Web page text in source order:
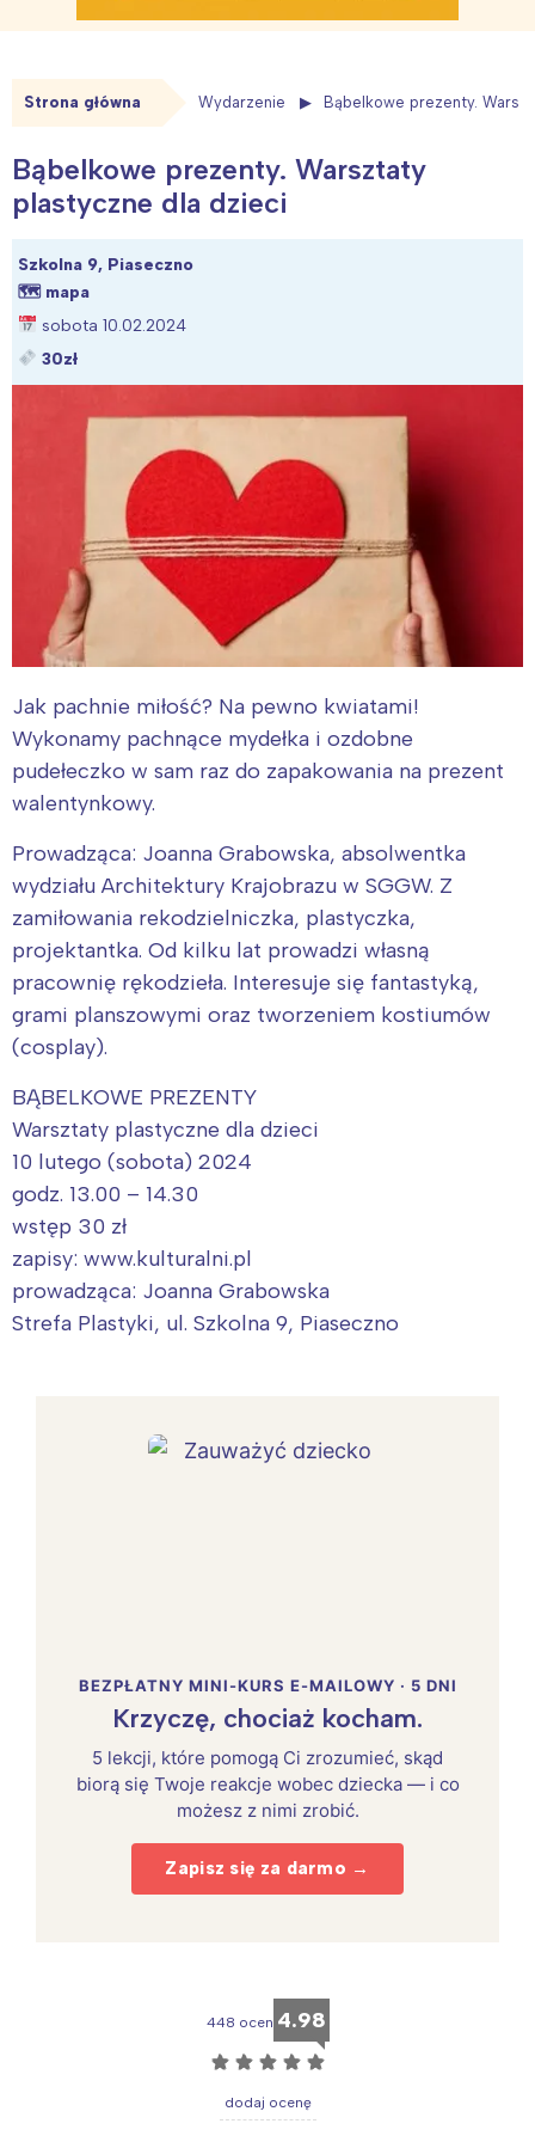
Strona główna Wydarzenie Bąbelkowe prezenty.
Bąbelkowe prezenty. Warsztaty
plastyczne dla dzieci
Szkolna 9, Piaseczno
🗺 mapa
sobota 10.02.2024
30zł
Jak pachnie miłość? Na pewno kwiatami!
Wykonamy pachnące mydełka i ozdobne
pudełeczko w sam raz do zapakowania na prezent
walentynkowy.
Prowadząca: Joanna Grabowska, absolwentka
wydziału Architektury Krajobrazu w SGGW. Z
zamiłowania rekodzielniczka, plastyczka,
projektantka. Od kilku lat prowadzi własną
pracownię rękodzieła. Interesuje się fantastyką,
grami planszowymi oraz tworzeniem kostiumów
(cosplay).
BĄBELKOWE PREZENTY
Warsztaty plastyczne dla dzieci
10 lutego (sobota) 2024
godz. 13.00 – 14.30
wstęp 30 zł
zapisy: www.kulturalni.pl
prowadząca: Joanna Grabowska
Strefa Plastyki, ul. Szkolna 9, Piaseczno
BEZPŁATNY MINI-KURS E-MAILOWY · 5 DNI
Krzyczę, chociaż kocham.
5 lekcji, które pomogą Ci zrozumieć, skąd
biorą się Twoje reakcje wobec dziecka — i co
możesz z nimi zrobić.
Zapisz się za darmo →
448 ocen 4.98
☆ ☆ ☆ ☆ ☆
dodaj ocenę